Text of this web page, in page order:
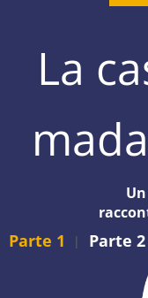
La
Parte 1 | Parte 2